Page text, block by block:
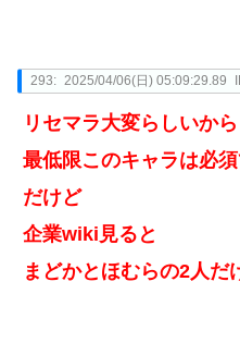
293: 2025/04/06(日) 05:09:29.89
リセマラ大変らしいから
最低限このキャラは必
だけど
企業wiki見ると
まどかとほむらの2人だ